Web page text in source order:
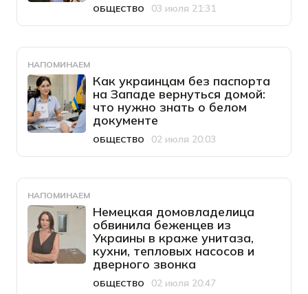
Категория
ОБЩЕСТВО
Дата публикации
03 июля 21:31
НАПОМИНАЕМ
Как украинцам без паспорта
на Западе вернуться домой:
что нужно знать о белом
документе
Категория
ОБЩЕСТВО
Дата публикации
02 июля 20:03
НАПОМИНАЕМ
Немецкая домовладелица
обвинила беженцев из
Украины в краже унитаза,
кухни, тепловых насосов и
дверного звонка
Категория
ОБЩЕСТВО
Дата публикации
02 июля 20:47